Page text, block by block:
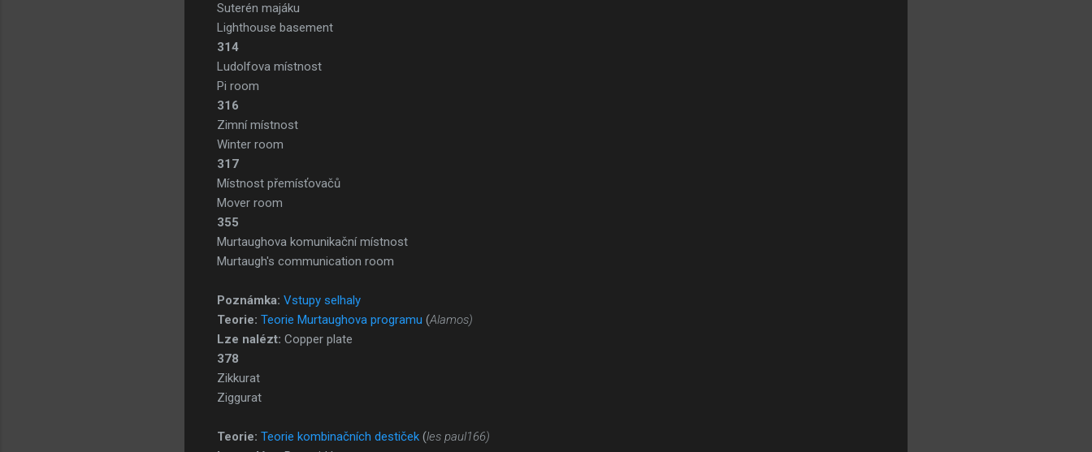
Suterén majáku
Lighthouse basement
314
Ludolfova místnost
Pi room
316
Zimní místnost
Winter room
317
Místnost přemísťovačů
Mover room
355
Murtaughova komunikační místnost
Murtaugh's communication room
Poznámka: Vstupy selhaly
Teorie: Teorie Murtaughova programu (Alamos)
Lze nalézt: Copper plate
378
Zikkurat
Ziggurat
Teorie: Teorie kombinačních destiček (les paul166)